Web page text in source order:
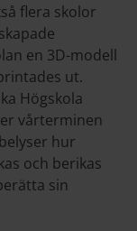
flera skolor
en 3D-modell
ut.
Högskola
vårterminen
hur
och berikas
sin